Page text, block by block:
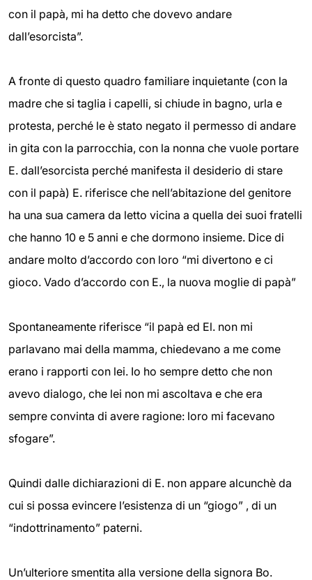
con il papà, mi ha detto che dovevo andare
dall’esorcista”.
A fronte di questo quadro familiare inquietante (con la
madre che si taglia i capelli, si chiude in bagno, urla e
protesta, perché le è stato negato il permesso di andare
in gita con la parrocchia, con la nonna che vuole portare
E. dall’esorcista perché manifesta il desiderio di stare
con il papà) E. riferisce che nell’abitazione del genitore
ha una sua camera da letto vicina a quella dei suoi fratelli
che hanno 10 e 5 anni e che dormono insieme. Dice di
andare molto d’accordo con loro “mi divertono e ci
gioco. Vado d’accordo con E., la nuova moglie di papà”
Spontaneamente riferisce “il papà ed El. non mi
parlavano mai della mamma, chiedevano a me come
erano i rapporti con lei. Io ho sempre detto che non
avevo dialogo, che lei non mi ascoltava e che era
sempre convinta di avere ragione: loro mi facevano
sfogare”.
Quindi dalle dichiarazioni di E. non appare alcunchè da
cui si possa evincere l’esistenza di un “giogo” , di un
“indottrinamento” paterni.
Un’ulteriore smentita alla versione della signora Bo.